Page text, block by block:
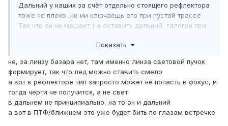
Дальний у наших за счёт отдельно стоящего рефлектора
тоже не плохо ,но ии ключаешь его при пустой трассе .
Так что он не мешает ( а оставить дальний галоген при
пересечении 2х потоков разной палитры света для глаз
случай когда не ты , в тебя видят на расстоянии ) Вот
подсветка от линии капота в той же цветовой гамме
вынудили поставить и в птф лед. Все ж городская +- 50
км от города предполагают использование ближний птф
, дальний это для отпуска где по трассе идти .
Но в любом случае линза даёт более правильную стг в
Показать
не, за линзу базара нет, там именно линза световой пучок
формирует, так что лед можно ставить смело
а вот в рефлекторе чип запросто может не попасть в фокус, и
тогда черти че получится, а не свет
в дальнем не принципиально, на то он и дальний
а вот в ПТФ/ближнем это уже будет бить по глазам встречке